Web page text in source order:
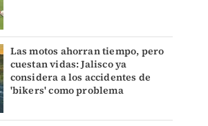
Las motos ahorran tiempo, pero
cuestan vidas: Jalisco ya
considera a los accidentes de
'bikers' como problema